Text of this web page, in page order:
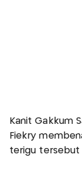
Kanit Gakkum
Fiekry
terigu tersebut